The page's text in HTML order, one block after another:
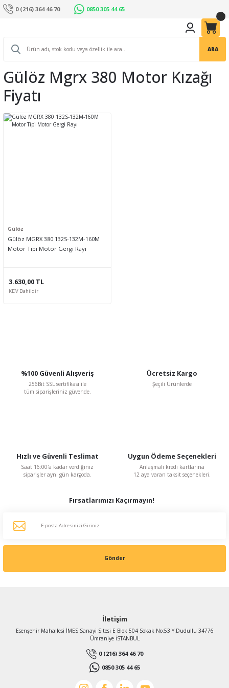
0 (216) 364 46 70 0850 305 44 65
ARA
Gülöz Mgrx 380 Motor Kızağı
Fiyatı
Gülöz
Gülöz MGRX 380 132S-132M-160M
Motor Tipi Motor Gergi Rayı
3.630,00 TL
KDV Dahildir
%100 Güvenli Alışveriş
256Bit SSL sertifikası ile
tüm siparişleriniz güvende.
Ücretsiz Kargo
Şeçili Ürünlerde
Hızlı ve Güvenli Teslimat
Saat 16:00'a kadar verdiğiniz
siparişler aynı gün kargoda.
Uygun Ödeme Seçenekleri
Anlaşmalı kredi kartlarına
12 aya varan taksit seçenekleri.
Fırsatlarımızı Kaçırmayın!
Gönder
İletişim
Esenşehir Mahallesi İMES Sanayi Sitesi E Blok 504 Sokak No:53 Y.Dudullu 34776
Ümraniye İSTANBUL
0 (216) 364 46 70
0850 305 44 65